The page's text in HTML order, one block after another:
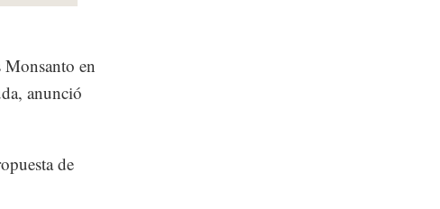
Monsanto en
anunció
de